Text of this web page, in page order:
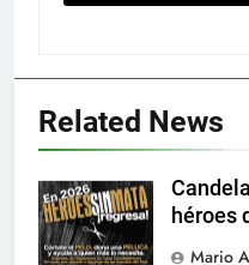
Related News
héroes
Mario